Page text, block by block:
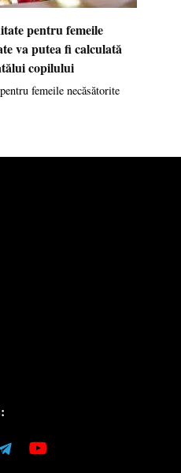
pentru femeile
va putea fi calculată
copilului
femeile necăsătorite